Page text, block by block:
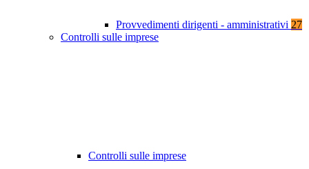
Provvedimenti dirigenti - amministrativi 27
Controlli sulle imprese
Controlli sulle imprese